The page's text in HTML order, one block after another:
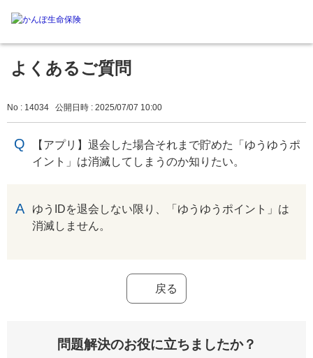
よくあるご質問
No : 14034 公開日時 : 2025/07/07 10:00
【アプリ】退会した場合それまで貯めた「ゆうゆうポ
イント」は消滅してしまうのか知りたい。
ゆうIDを退会しない限り、「ゆうゆうポイント」は
消滅しません。
戻る
問題解決のお役に立ちましたか？